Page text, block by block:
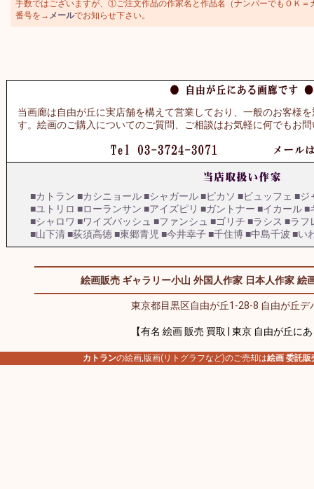
手数ではございますが、①ご注文作品の作家名と作品名（ナンバーでもＯＫ
番号を→ メールでお知らせ下さい。
当画廊は自由が丘に実店舗を構えて営業しており、一般のお客様
す。絵画のご購入についてのご質問、ご相談はお気軽に何でもお
■カトラン ■カシニョール■シャガール■ピカソ ■ビュッフェ ■ジ
■ユトリロ ■ローランサン ■アイズピリ ■ガントナー ■イカール■
■シャロワ ■ワイズバッシュ ■ファンシュ ■ゴリチ ■ラシス ■ラフ
■山下清■荻須高徳■東郷青児 ■今井幸子■千住博■中島千波 ■い
絵画販売 ギャラリー小山 外国人作家 日本人作家 絵
東京都目黒区自由が丘1-28-8 自由が丘デ
【有名 絵画 販売 買取 | 東京 自由が丘に
カトランの絵画,版画(リトグラフなど)のご売却は絵画 委託販